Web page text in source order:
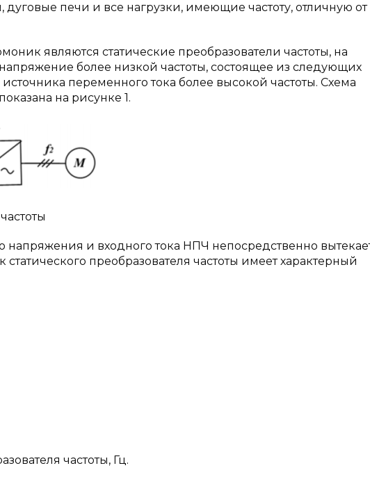
печи и все нагрузки, имеющие частоту, отличную от
являются статические преобразователи частоты, на
более низкой частоты, состоящее из следующих
переменного тока более высокой частоты. Схема
на рисунке 1.
и входного тока НПЧ непосредственно
преобразователя частоты имеет характерный
частоты, Гц.